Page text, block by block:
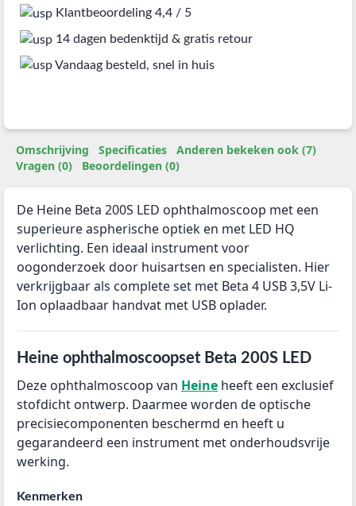
Klantbeoordeling 4,4 / 5
14 dagen bedenktijd & gratis retour
Vandaag besteld, snel in huis
Omschrijving Specificaties
Anderen bekeken ook (7)
Vragen (0)
Beoordelingen (0)
De Heine Beta 200S LED ophthalmoscoop met een
superieure aspherische optiek en met LED HQ
verlichting. Een ideaal instrument voor
oogonderzoek door huisartsen en specialisten. Hier
verkrijgbaar als complete set met Beta 4 USB 3,5V Li-
Ion oplaadbaar handvat met USB oplader.
Heine ophthalmoscoopset Beta 200S LED
Deze ophthalmoscoop van Heine heeft een exclusief
stofdicht ontwerp. Daarmee worden de optische
precisiecomponenten beschermd en heeft u
gegarandeerd een instrument met onderhoudsvrije
werking.
Kenmerken